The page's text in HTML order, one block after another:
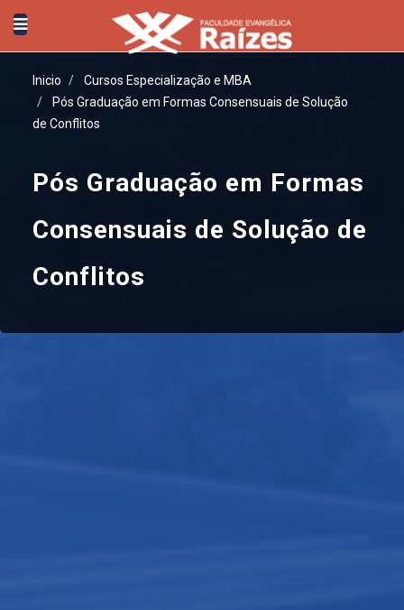
Inicio
Cursos Especialização e MBA
Pós Graduação em Formas Consensuais de Solução
de Conflitos
Pós Graduação em Formas
Consensuais de Solução de
Conflitos